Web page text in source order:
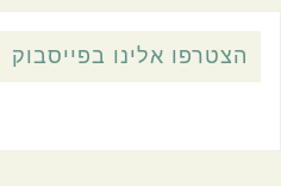
הצטרפו אלינו בפייסבוק